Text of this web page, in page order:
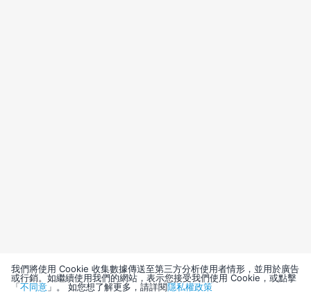
我們將使用 Cookie 收集數據傳送至第三方分析使用者情形，並用於廣告
或行銷。如繼續使用我們的網站，表示您接受我們使用 Cookie，或點擊
「不同意 」。 如您想了解更多，請詳閱隱私權政策